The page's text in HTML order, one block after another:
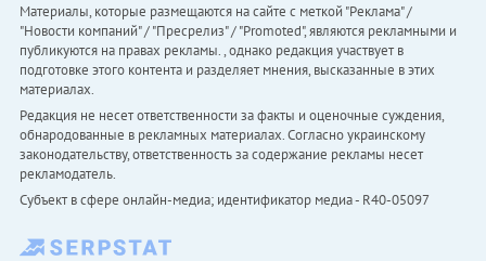
Материалы, которые размещаются на сайте с меткой "Реклама" /
"Новости компаний" / "Пресрелиз" / "Promoted", являются рекламными и
публикуются на правах рекламы. , однако редакция участвует в
подготовке этого контента и разделяет мнения, высказанные в этих
материалах.
Редакция не несет ответственности за факты и оценочные суждения,
обнародованные в рекламных материалах. Согласно украинскому
законодательству, ответственность за содержание рекламы несет
рекламодатель.
Субъект в сфере онлайн-медиа; идентификатор медиа - R40-05097